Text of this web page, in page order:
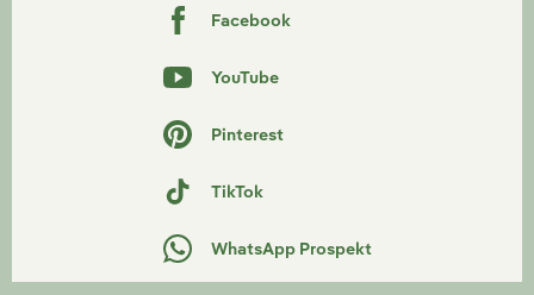
Facebook
YouTube
Pinterest
TikTok
WhatsApp Prospekt